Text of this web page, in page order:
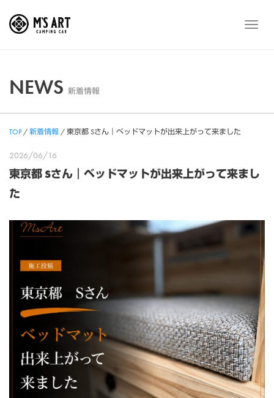
メ
NEWS 新着情報
TOP/新着情報 /東京都 Sさん｜ベッドマットが出来上がって来ました
2026/06/16
東京都 Sさん｜ベッドマットが出来上がって来まし
た